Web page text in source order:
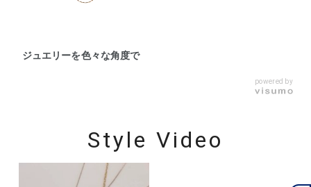
ジュエリーを色々な角度で
powered by
Style Video